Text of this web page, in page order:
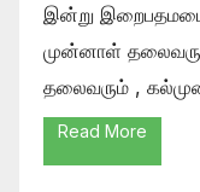
இன்று
முன்னாள்
தலைவரும் ,
Read More